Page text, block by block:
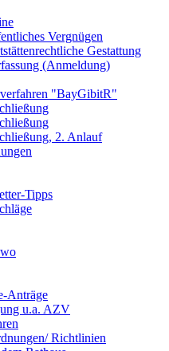
Vergnügen
Gestattung
(Anmeldung)
"BayGibitR"
2. Anlauf
Tipps
Anträge
u.a. AZV
Richtlinien